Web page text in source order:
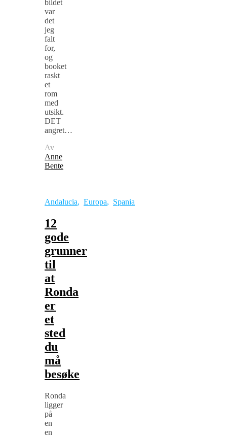
bildet
var
det
jeg
falt
for,
og
booket
raskt
et
rom
med
utsikt.
DET
angret…
Av
Anne
Bente
Andalucia, Europa, Spania
12
gode
grunner
til
at
Ronda
er
et
sted
du
må
besøke
Ronda
ligger
på
en
en